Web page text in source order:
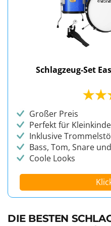
Schlagzeug-Set
Großer Preis
Perfekt für
Inklusive
Bass, Tom, Snare
Coole Looks
DIE BESTEN